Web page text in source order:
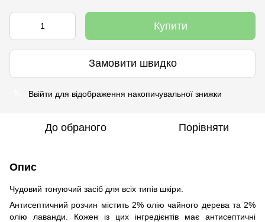
Купити
Замовити швидко
Ввійти для відображення накопичувальної знижки
До обраного Порівняти
Опис
Чудовий тонуючий засіб для всіх типів шкіри.
Антисептичний розчин містить 2% олію чайного дерева та 2%
олію лаванди. Кожен із цих інгредієнтів має антисептичні